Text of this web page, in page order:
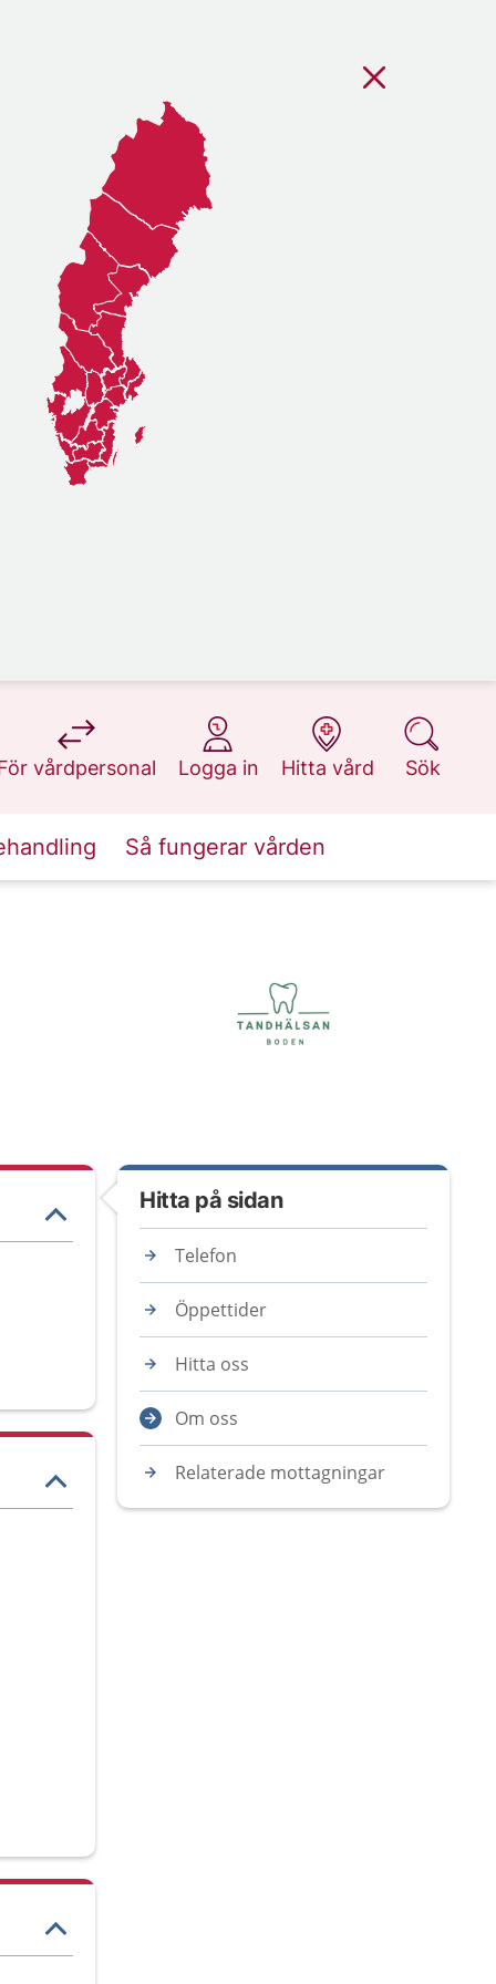
vårdpersonal
på 1177.se
Logga in
på 1177.se
Hitta vård
på 1177.se
Sök
på 1177.se
Så fungerar vården
Hitta på sidan
Telefon
Öppettider
Hitta oss
Om oss
Relaterade mottagningar